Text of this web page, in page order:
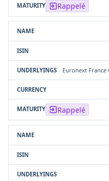
Rappelé
Euronext France
Rappelé